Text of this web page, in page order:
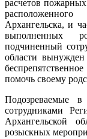
расчетов
Архангельска, и
выполненных
подчиненный
области вынужден
помочь своему
Подозреваемые
сотрудниками
Архангельской
розыскных